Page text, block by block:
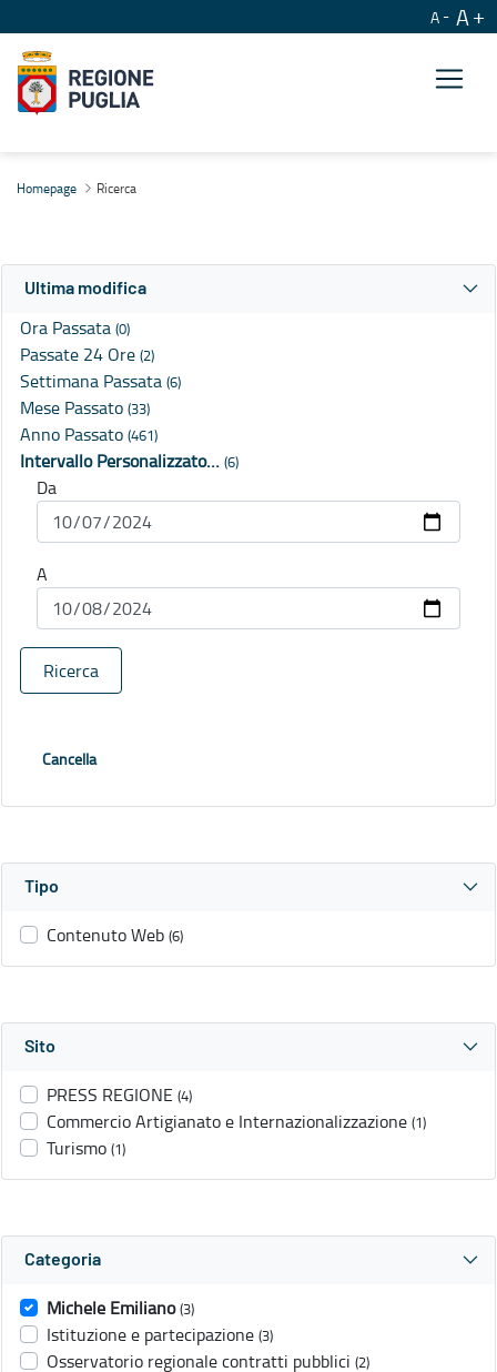
A A
Homepage Ricerca
Ultima modifica
Ora Passata (0)
Passate 24 Ore (2)
Settimana Passata (6)
Mese Passato (33)
Anno Passato (461)
Intervallo Personalizzato… (6)
Da
A
Ricerca
Cancella
Tipo
Contenuto Web (6)
Sito
PRESS REGIONE (4)
Commercio Artigianato e Internazionalizzazione (1)
Turismo (1)
Categoria
Michele Emiliano (3)
Istituzione e partecipazione (3)
Osservatorio regionale contratti pubblici (2)